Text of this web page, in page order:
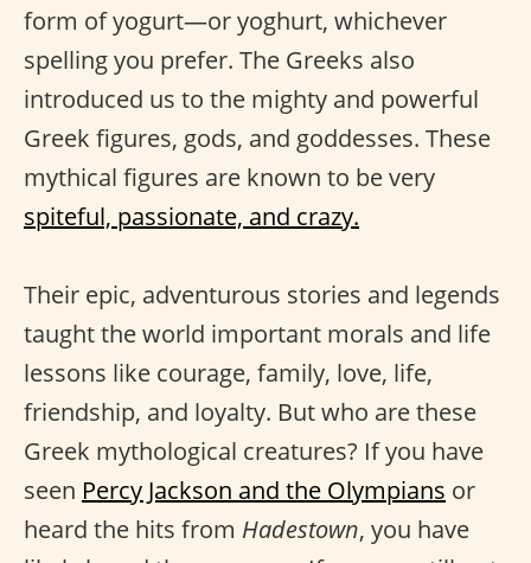
form of yogurt—or yoghurt, whichever
spelling you prefer. The Greeks also
introduced us to the mighty and powerful
Greek figures, gods, and goddesses. These
mythical figures are known to be very
spiteful, passionate, and crazy.
Their epic, adventurous stories and legends
taught the world important morals and life
lessons like courage, family, love, life,
friendship, and loyalty. But who are these
Greek mythological creatures? If you have
seen Percy Jackson and the Olympians or
heard the hits from Hadestown, you have